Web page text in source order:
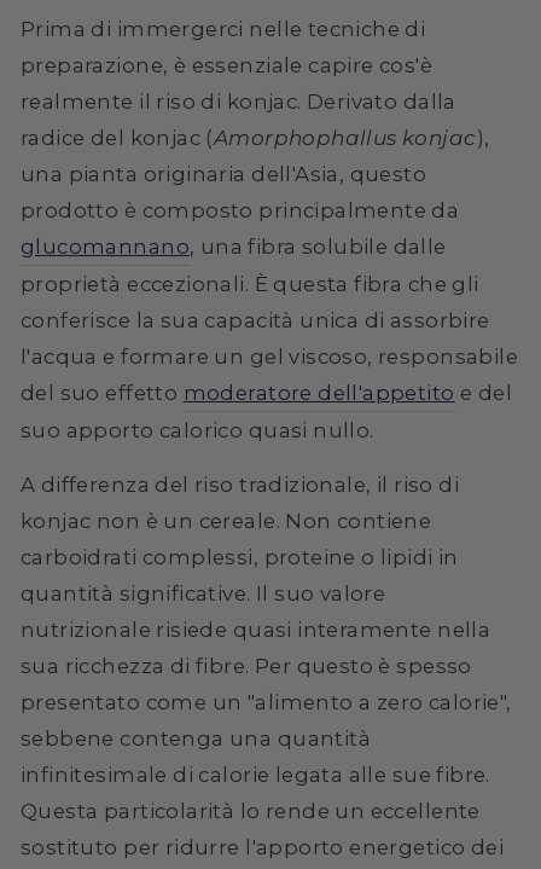
Prima di immergerci nelle tecniche di
preparazione, è essenziale capire cos'è
realmente il riso di konjac. Derivato dalla
radice del konjac (Amorphophallus konjac),
una pianta originaria dell'Asia, questo
prodotto è composto principalmente da
glucomannano, una fibra solubile dalle
proprietà eccezionali. È questa fibra che gli
conferisce la sua capacità unica di assorbire
l'acqua e formare un gel viscoso, responsabile
del suo effetto moderatore dell'appetito e del
suo apporto calorico quasi nullo.
A differenza del riso tradizionale, il riso di
konjac non è un cereale. Non contiene
carboidrati complessi, proteine o lipidi in
quantità significative. Il suo valore
nutrizionale risiede quasi interamente nella
sua ricchezza di fibre. Per questo è spesso
presentato come un "alimento a zero calorie",
sebbene contenga una quantità
infinitesimale di calorie legata alle sue fibre.
Questa particolarità lo rende un eccellente
sostituto per ridurre l'apporto energetico dei